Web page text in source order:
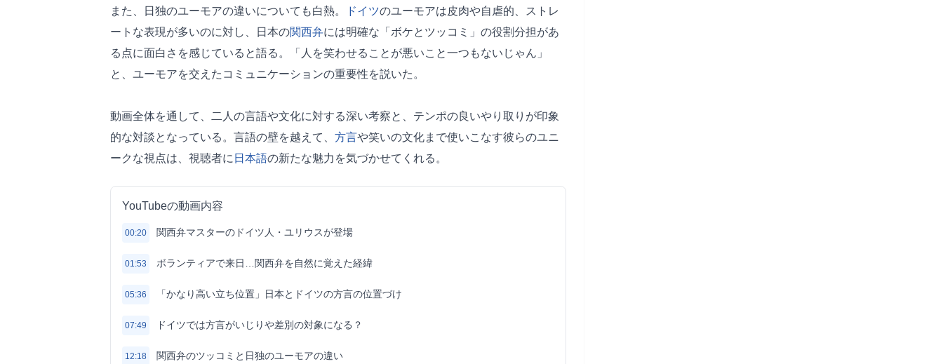
また、日独のユーモアの違いについても白熱。 ドイツのユーモアは皮肉や自虐的、ストレ
ートな表現が多いのに対し、日本の関西弁には明確な「ボケとツッコミ」の役割分担があ
る点に面白さを感じていると語る。「人を笑わせることが悪いこと一つもないじゃん」
と、ユーモアを交えたコミュニケーションの重要性を説いた。
動画全体を通して、二人の言語や文化に対する深い考察と、テンポの良いやり取りが印象
的な対談となっている。言語の壁を越えて、 方言や笑いの文化まで使いこなす彼らのユニ
ークな視点は、視聴者に 日本語の新たな魅力を気づかせてくれる。
YouTubeの動画内容
00:20 関西弁マスターのドイツ人・ユリウスが登場
01:53 ボランティアで来日…関西弁を自然に覚えた経緯
05:36 「かなり高い立ち位置」日本とドイツの方言の位置づけ
07:49 ドイツでは方言がいじりや差別の対象になる？
12:18 関西弁のツッコミと日独のユーモアの違い